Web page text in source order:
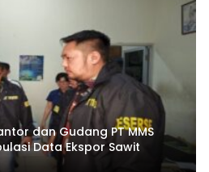
dan Gudang PT MMS
Data Ekspor Sawit